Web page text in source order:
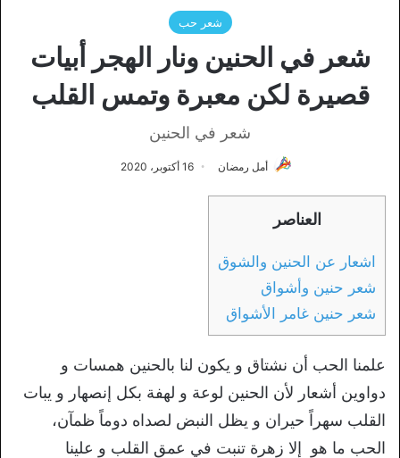
شعر حب
شعر في الحنين ونار الهجر أبيات
قصيرة لكن معبرة وتمس القلب
شعر في الحنين
أمل رمضان 16 أكتوبر، 2020
العناصر
اشعار عن الحنين والشوق
شعر حنين وأشواق
شعر حنين غامر الأشواق
علمنا الحب أن نشتاق و يكون لنا بالحنين همسات و
دواوين أشعار لأن الحنين لوعة و لهفة بكل إنصهار و يبات
القلب سهراً حيران و يظل النبض لصداه دوماً ظمآن،
الحب ما هو إلا زهرة تنبت في عمق القلب و علينا